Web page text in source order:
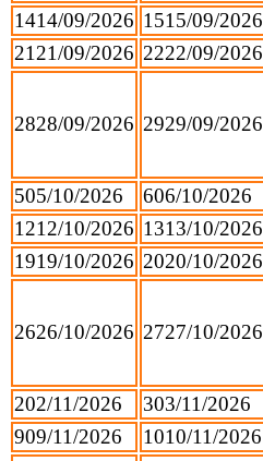
1414/09/2026 1515/09/2026
21 21/09/2026 2222/09/2026
2828/09/2026 2929/09/2026
505/10/2026 606/10/2026
1212/10/2026 1313/10/2026
1919/10/2026 2020/10/2026
2626/10/2026 2727/10/2026
202/11/2026 303/11/2026
909/11/2026 1010/11/2026